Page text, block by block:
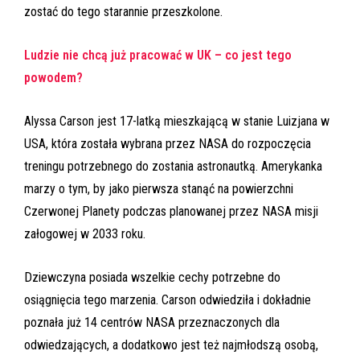
zostać do tego starannie przeszkolone.
Ludzie nie chcą już pracować w UK – co jest tego
powodem?
Alyssa Carson jest 17-latką mieszkającą w stanie Luizjana w
USA, która została wybrana przez NASA do rozpoczęcia
treningu potrzebnego do zostania astronautką. Amerykanka
marzy o tym, by jako pierwsza stanąć na powierzchni
Czerwonej Planety podczas planowanej przez NASA misji
załogowej w 2033 roku.
Dziewczyna posiada wszelkie cechy potrzebne do
osiągnięcia tego marzenia. Carson odwiedziła i dokładnie
poznała już 14 centrów NASA przeznaczonych dla
odwiedzających, a dodatkowo jest też najmłodszą osobą,